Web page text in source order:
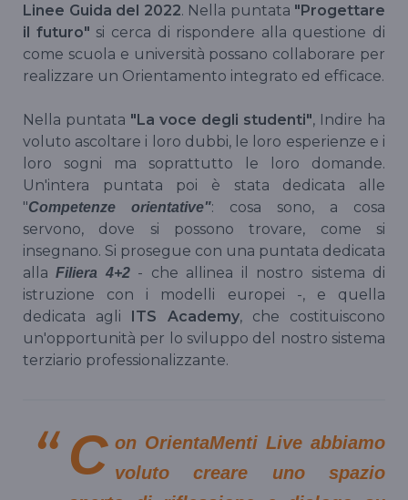
Linee Guida del 2022. Nella puntata "Progettare
il futuro" si cerca di rispondere alla questione di
come scuola e università possano collaborare per
realizzare un Orientamento integrato ed efficace.
Nella puntata "La voce degli studenti", Indire ha
voluto ascoltare i loro dubbi, le loro esperienze e i
loro sogni ma soprattutto le loro domande.
Un'intera puntata poi è stata dedicata alle
"Competenze orientative": cosa sono, a cosa
servono, dove si possono trovare, come si
insegnano. Si prosegue con una puntata dedicata
allaFiliera 4+2- che allinea il nostro sistema di
istruzione con i modelli europei -, e quella
dedicata agli ITS Academy, che costituiscono
un'opportunità per lo sviluppo del nostro sistema
terziario professionalizzante.
C on OrientaMenti Live abbiamo
voluto creare uno spazio